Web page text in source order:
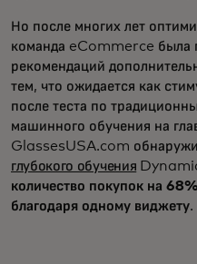
Но после многих лет
команда eCommerce была
рекомендаций
тем, что ожидается как
после теста по
машинного обучения на
GlassesUSA.com
глубокого обучения
количество покупок на
благодаря одному виджету.